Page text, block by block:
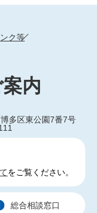
ク等
内
多区東公園7番7号
をご覧ください。
総合相談窓口